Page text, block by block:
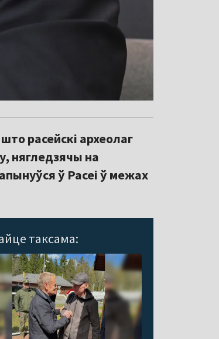
расейскі археолаг
нягледзячы на
ў Расеі ў межах
таксама: